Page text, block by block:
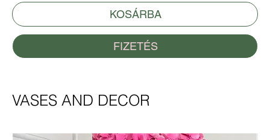
KOSÁRBA
FIZETÉS
VASES AND DECOR